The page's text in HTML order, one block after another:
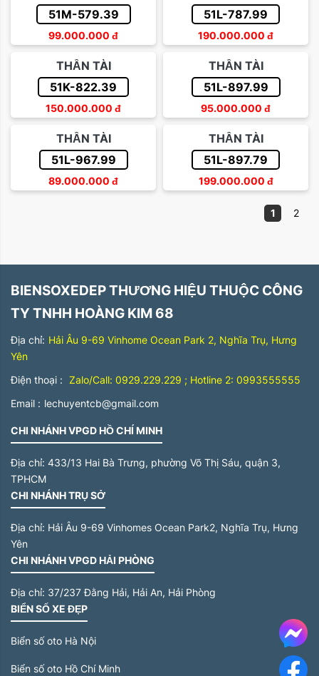
51M-579.39
99.000.000 đ
51L-787.99
190.000.000 đ
THẦN TÀI
51K-822.39
150.000.000 đ
THẦN TÀI
51L-897.99
95.000.000 đ
THẦN TÀI
51L-967.99
89.000.000 đ
THẦN TÀI
51L-897.79
199.000.000 đ
1 2
BIENSOXEDEP THƯƠNG HIỆU THUỘC CÔNG
TY TNHH HOÀNG KIM 68
Địa chỉ: Hải Âu 9-69 Vinhome Ocean Park 2, Nghĩa Trụ, Hưng
Yên
Điện thoại : Zalo/Call: 0929.229.229 ; Hotline 2: 0993555555
Email : lechuyentcb@gmail.com
CHI NHÁNH VPGD HỒ CHÍ MINH
Địa chỉ: 433/13 Hai Bà Trưng, phường Võ Thị Sáu, quận 3,
TPHCM
CHI NHÁNH TRỤ SỞ
Địa chỉ: Hải Âu 9-69 Vinhomes Ocean Park2, Nghĩa Trụ, Hưng
Yên
CHI NHÁNH VPGD HẢI PHÒNG
Địa chỉ: 37/237 Đằng Hải, Hải An, Hải Phòng
BIỂN SỐ XE ĐẸP
Biển số oto Hà Nội
Biển số oto Hồ Chí Minh